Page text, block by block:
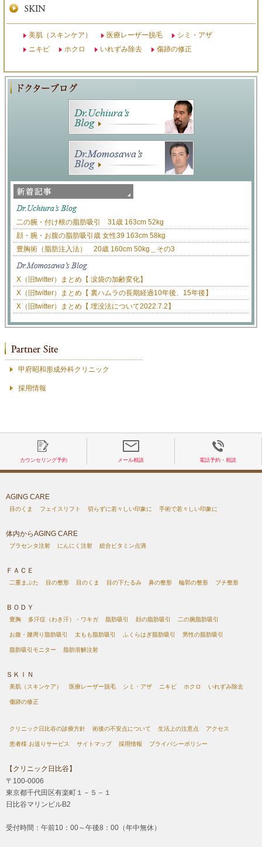
美肌（スキンケア） 医療レーザー脱毛
シミ・アザ
ニキビ
ホクロ いれずみ除去 傷跡の修正
二の腕・付け根の脂肪吸引 31歳 163cm 52kg
顔・腕・お腹の脂肪吸引歳 女性39 163cm 58kg
豊胸術（脂肪注入法） 20歳 160cm 50kg＿その3
X（旧twitter）まとめ【 涙袋の加齢変化】
X（旧twitter）まとめ【 裏ハムラの長期経過10年後、15年後】
X（旧twitter）まとめ【 埋没法について2022.7.2】
甲府昭和形成外科クリニック
採用情報
カウンセリング予約 メール相談 電話予約・相談
AGING CARE
目のくま フェイスリフト 切らずに若々しい印象に 手術で若々しい印象に
体内からAGING CARE
プラセンタ注射 にんにく注射 総合ビタミン点滴
ＦＡＣＥ
二重まぶた 目の整形 目のくま 目の下たるみ 鼻の整形 輪郭の整形 プチ整形
ＢＯＤＹ
豊胸 多汗症（わき汗）・ワキガ 脂肪吸引 顔の脂肪吸引 二の腕脂肪吸引
お腹・腰周り脂肪吸引 太もも脂肪吸引 ふくらはぎ脂肪吸引 男性の脂肪吸引
脂肪吸引モニター 脂肪溶解注射
ＳＫＩＮ
美肌（スキンケア） 医療レーザー脱毛 シミ・アザ ニキビ ホクロ いれずみ除去
傷跡の修正
クリニック日比谷の診療方針 術後の不安点について 生活上の注意点 アクセス
患者様 お送りサービス サイトマップ 採用情報 プライバシーポリシー
【クリニック日比谷】
〒100-0006
東京都千代田区有楽町１－５－１
日比谷マリンビルB2
受付時間：午前10：00～午後8：00（年中無休）